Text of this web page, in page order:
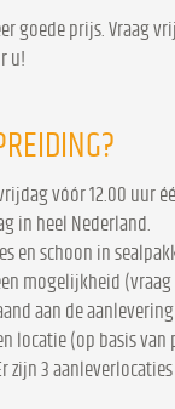
goede prijs. Vraag
u!
vóór 12.00 uur
in heel Nederland.
en schoon in
mogelijkheid
aan de
locatie (op basis
3